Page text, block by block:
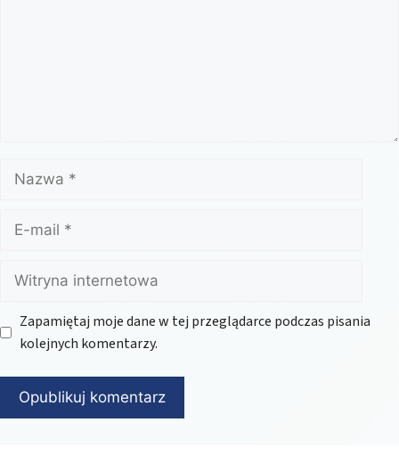
Nazwa
mail
Witryna
internetowa
Zapamiętaj moje dane w tej przeglądarce podczas pisania
kolejnych komentarzy.